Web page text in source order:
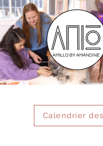
Calendrier